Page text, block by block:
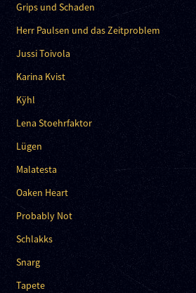
Grips und Schaden
Herr Paulsen und das Zeitproblem
Jussi Toivola
Karina Kvist
Kÿhl
Lena Stoehrfaktor
Lügen
Malatesta
Oaken Heart
Probably Not
Schlakks
Snarg
Tapete